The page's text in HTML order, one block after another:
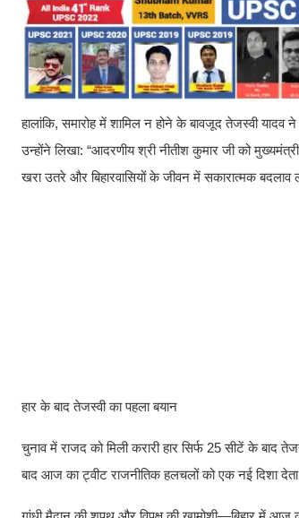
हालांकि, समारोह में शामिल न होने के बावजूद तेजस्वी यादव
उन्होंने लिखा: “आदरणीय श्री नीतीश कुमार जी को
खरा उतरे और बिहारवासियों के जीवन में सकारात्मक बदलाव
हार के बाद तेजस्वी का पहला बयान
चुनाव में राजद को मिली करारी हार सिर्फ 25 सीटें के बाद
बाद आज का ट्वीट राजनीतिक हलचलों को एक नई दिशा देता